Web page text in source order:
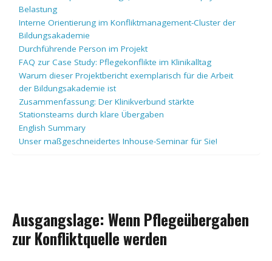
Belastung
Interne Orientierung im Konfliktmanagement-Cluster der
Bildungsakademie
Durchführende Person im Projekt
FAQ zur Case Study: Pflegekonflikte im Klinikalltag
Warum dieser Projektbericht exemplarisch für die Arbeit
der Bildungsakademie ist
Zusammenfassung: Der Klinikverbund stärkte
Stationsteams durch klare Übergaben
English Summary
Unser maßgeschneidertes Inhouse-Seminar für Sie!
Ausgangslage: Wenn Pflegeübergaben
zur Konfliktquelle werden